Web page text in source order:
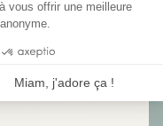
produits